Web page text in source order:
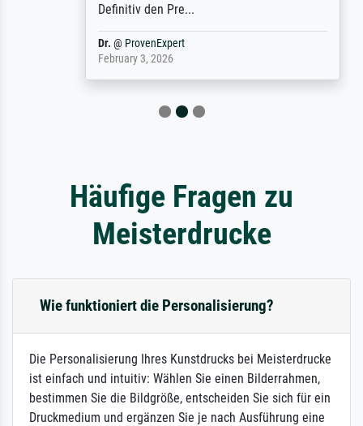
Definitiv den Pre...
ProvenExpert
February 3, 2026
Häufige Fragen zu
Meisterdrucke
Wie funktioniert die Personalisierung?
Die Personalisierung Ihres Kunstdrucks bei Meisterdrucke
ist einfach und intuitiv: Wählen Sie einen Bilderrahmen,
bestimmen Sie die Bildgröße, entscheiden Sie sich für ein
Druckmedium und ergänzen Sie je nach Ausführung eine